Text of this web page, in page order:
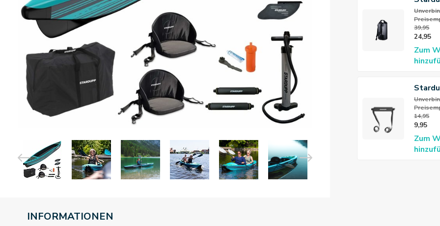
39,95
24,95
Zum
Sitz
14,95
9,95
Zum
INFORMATIONEN